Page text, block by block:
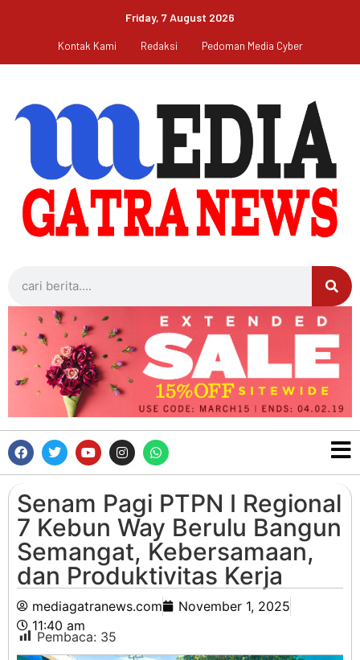
Friday, 7 August 2026
Kontak Kami Redaksi Pedoman Media Cyber
Senam Pagi PTPN I Regional
7 Kebun Way Berulu Bangun
Semangat, Kebersamaan,
dan Produktivitas Kerja
mediagatranews.com
November 1, 2025
11:40 am
Pembaca: 35